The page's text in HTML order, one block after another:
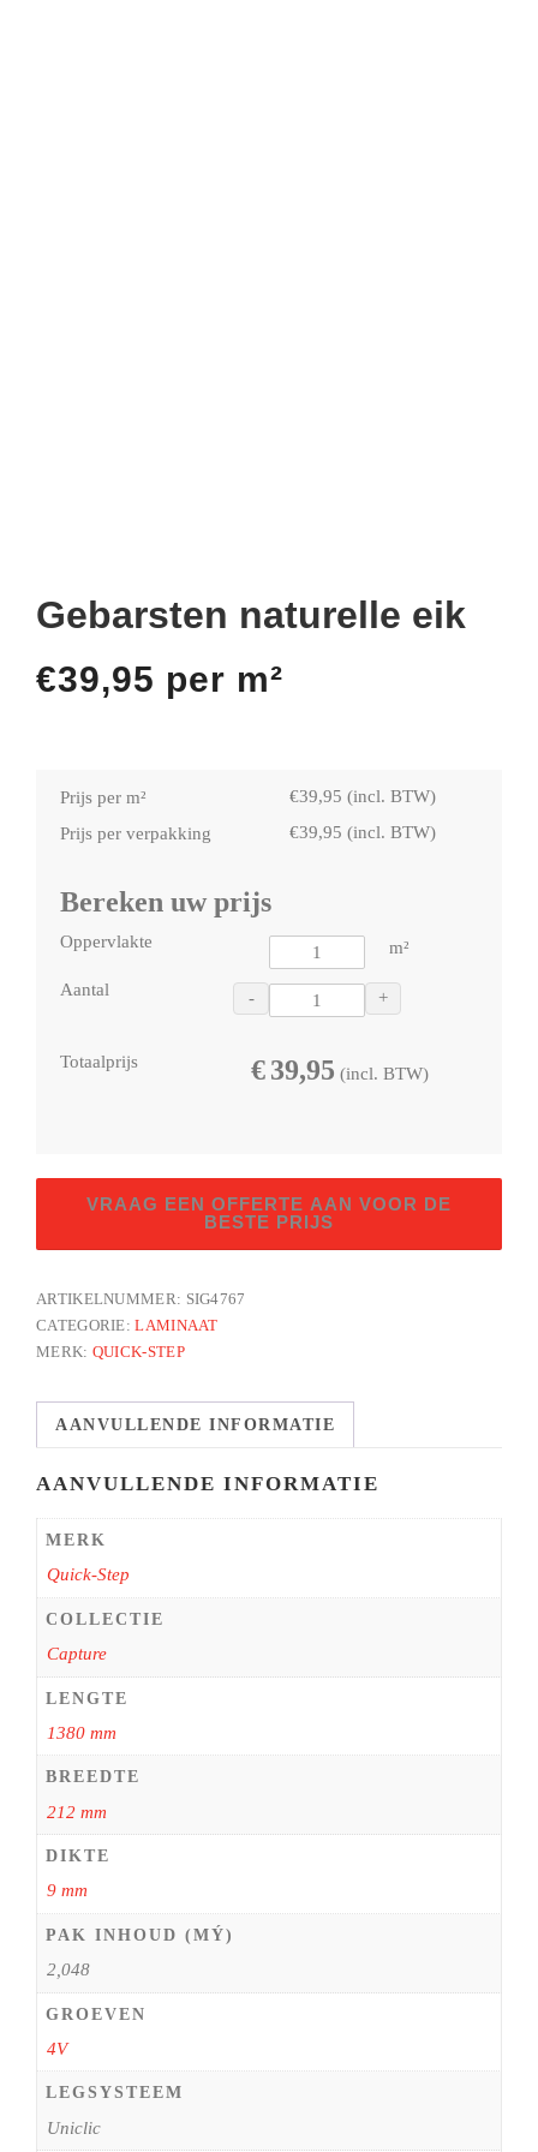
Gebarsten naturelle eik
€39,95 per m²
Prijs per m² €39,95 (incl. BTW)
Prijs per verpakking
€39,95 (incl. BTW)
Bereken uw prijs
Oppervlakte m²
Aantal - +
Totaalprijs €39,95 (incl. BTW)
eik
VRAAG EEN OFFERTE AAN VOOR DE
BESTE PRIJS
ARTIKELNUMMER: SIG4767
CATEGORIE:LAMINAAT
MERK: QUICK-STEP
AANVULLENDE INFORMATIE
AANVULLENDE INFORMATIE
MERK
Quick-Step
COLLECTIE
Capture
LENGTE
1380 mm
BREEDTE
212 mm
DIKTE
9 mm
PAK INHOUD (MÝ)
2,048
GROEVEN
4V
LEGSYSTEEM
Uniclic